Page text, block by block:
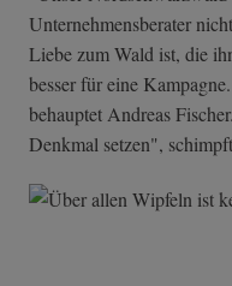
Unternehmensberater
Liebe zum Wald ist, die
besser für eine
behauptet Andreas
Denkmal setzen",